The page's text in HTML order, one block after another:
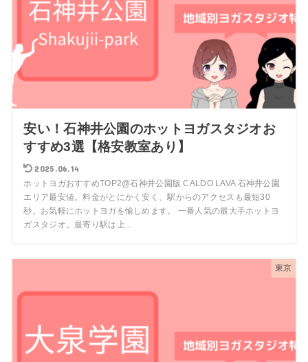
安い！石神井公園のホットヨガスタジオお
すすめ3選【格安教室あり】
2025.06.14
ホットヨガおすすめTOP2@石神井公園版 CALDO LAVA 石神井公園
エリア最安値。料金がとにかく安く、駅からのアクセスも最短30
秒。お気軽にホットヨガを愉しめます。 一番人気の最大手ホットヨ
ガスタジオ。最寄り駅は上...
東京